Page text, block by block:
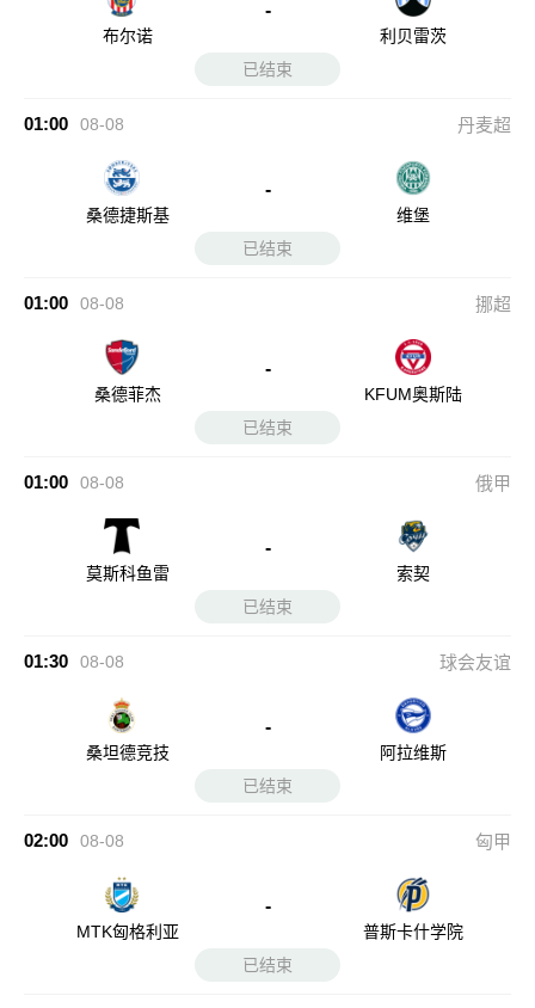
布尔诺
-
利贝雷茨
已结束
01:00 08-08 丹麦超
桑德捷斯基
-
维堡
已结束
01:00 08-08 挪超
桑德菲杰
-
KFUM奥斯陆
已结束
01:00 08-08 俄甲
莫斯科鱼雷
-
索契
已结束
01:30 08-08 球会友谊
桑坦德竞技
-
阿拉维斯
已结束
02:00 08-08 匈甲
MTK匈格利亚
-
普斯卡什学院
已结束